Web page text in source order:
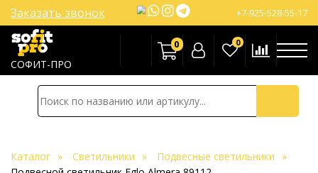
СОФИТ-ПРО
+7-925-528-55-17
Заказать звонок
0 0
Каталог Светильники
Подвесные светильники